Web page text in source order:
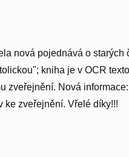
nová pojednává o starých
kniha je v OCR
zveřejnění. Nová
ke zveřejnění. Vřelé díky!!!